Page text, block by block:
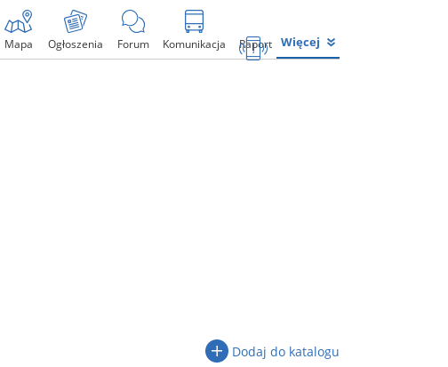
Mapa Ogłoszenia Forum Komunikacja Raport Więcej
Dodaj do katalogu